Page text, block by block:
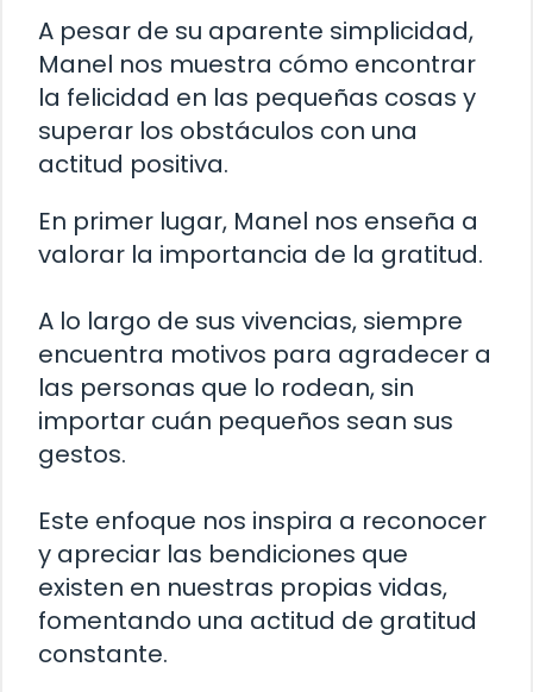
A pesar de su aparente simplicidad,
Manel nos muestra cómo encontrar
la felicidad en las pequeñas cosas y
superar los obstáculos con una
actitud positiva.
En primer lugar, Manel nos enseña a
valorar la importancia de la gratitud.
A lo largo de sus vivencias, siempre
encuentra motivos para agradecer a
las personas que lo rodean, sin
importar cuán pequeños sean sus
gestos.
Este enfoque nos inspira a reconocer
y apreciar las bendiciones que
existen en nuestras propias vidas,
fomentando una actitud de gratitud
constante.